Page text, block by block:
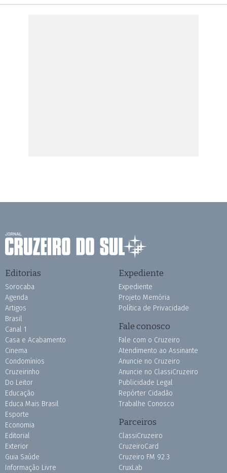
Editorias
Sorocaba
Agenda
Artigos
Brasil
Canal 1
Casa e Acabamento
Cinema
Condomínios
Cruzeirinho
Do Leitor
Educação
Educa Mais Brasil
Esporte
Economia
Editorial
Exterior
Guia Saúde
Informação Livre
Expediente
Expediente
Projeto Memória
Política de Privacidade
Fale conosco
Fale com o Cruzeiro
Atendimento ao Assinante
Anuncie no Cruzeiro
Anuncie no ClassiCruzeiro
Publicidade Legal
Repórter Cidadão
Trabalhe Conosco
Parceiros
ClassiCruzeiro
CruzeiroCard
Cruzeiro FM 92.3
CruxLab